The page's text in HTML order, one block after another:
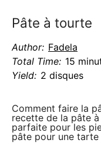
Pâte à tourte
Author: Fadela
Total Time: 15
Yield: 2 disques
Comment faire la
recette de la pâte
parfaite pour les
pâte pour une